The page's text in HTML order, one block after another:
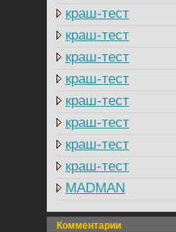
краш-тест
краш-тест
краш-тест
краш-тест
краш-тест
краш-тест
краш-тест
краш-тест
MADMAN
Комментарии